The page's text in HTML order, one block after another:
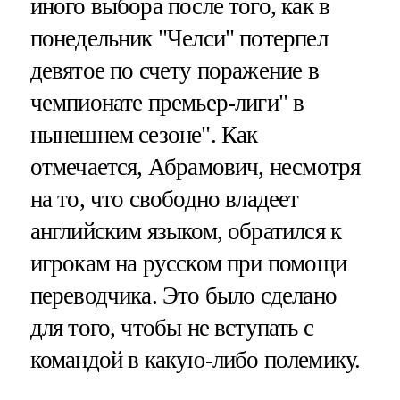
иного выбора после того, как в
понедельник "Челси" потерпел
девятое по счету поражение в
чемпионате премьер-лиги" в
нынешнем сезоне". Как
отмечается, Абрамович, несмотря
на то, что свободно владеет
английским языком, обратился к
игрокам на русском при помощи
переводчика. Это было сделано
для того, чтобы не вступать с
командой в какую-либо полемику.